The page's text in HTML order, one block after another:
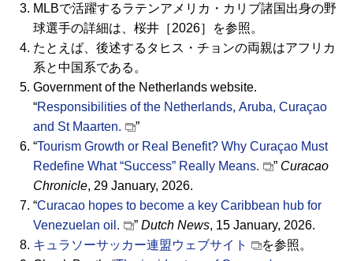
MLBで活躍するラテンアメリカ・カリブ諸国出身の野
球選手の詳細は、桜井［2026］を参照。
たとえば、後述するタヒス・チョンの両親はアフリカ
系と中国系である。
Government of the Netherlands website.
“Responsibilities of the Netherlands, Aruba, Curaçao
and St Maarten.
”
“Tourism Growth or Real Benefit? Why Curaçao Must
Redefine What “Success” Really Means.
” Curacao
Chronicle, 29 January, 2026.
“Curacao hopes to become a key Caribbean hub for
Venezuelan oil.
” Dutch News, 15 January, 2026.
キュラソーサッカー連盟ウェブサイト
を参照。